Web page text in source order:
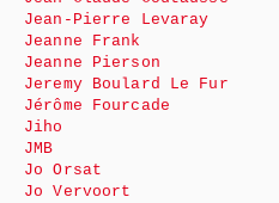
Jean-Pierre Levaray
Jeanne Frank
Jeanne Pierson
Jeremy Boulard Le Fur
Jérôme Fourcade
Jiho
JMB
Jo Orsat
Jo Vervoort